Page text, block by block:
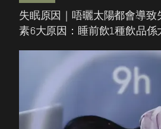
失眠原因｜唔曬太陽都會導
素6大原因：睡前飲1種飲品係